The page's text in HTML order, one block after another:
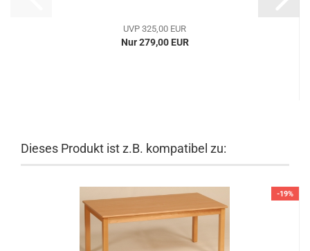
UVP 325,00 EUR
Nur 279,00 EUR
Dieses Produkt ist z.B. kompatibel zu:
-19%